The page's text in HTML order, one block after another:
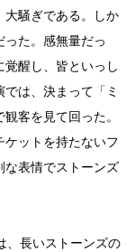
大騒ぎである。しか
った。感無量だっ
醒し、皆といっし
は、決まって「ミ
客を見て回った。
ットを持たないフ
な表情でストーンズ
、長いストーンズの